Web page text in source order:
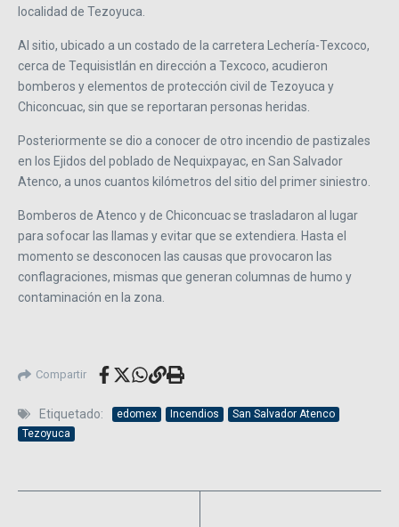
localidad de Tezoyuca.
Al sitio, ubicado a un costado de la carretera Lechería-Texcoco,
cerca de Tequisistlán en dirección a Texcoco, acudieron
bomberos y elementos de protección civil de Tezoyuca y
Chiconcuac, sin que se reportaran personas heridas.
Posteriormente se dio a conocer de otro incendio de pastizales
en los Ejidos del poblado de Nequixpayac, en San Salvador
Atenco, a unos cuantos kilómetros del sitio del primer siniestro.
Bomberos de Atenco y de Chiconcuac se trasladaron al lugar
para sofocar las llamas y evitar que se extendiera. Hasta el
momento se desconocen las causas que provocaron las
conflagraciones, mismas que generan columnas de humo y
contaminación en la zona.
Compartir
Etiquetado: edomex Incendios
San Salvador Atenco
Tezoyuca